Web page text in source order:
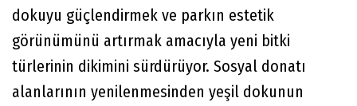
dokuyu güçlendirmek ve parkın estetik
görünümünü artırmak amacıyla yeni bitki
türlerinin dikimini sürdürüyor. Sosyal donatı
alanlarının yenilenmesinden yeşil dokunun